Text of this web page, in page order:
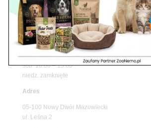
ul. Piłsudskiego 31,
pawilon 134
tel./fax. 22 784 71 96
Godziny pracy
pon. – piąt. 10.00 – 19.00
sob. 10.00 – 15.00
niedz. zamknięte
Adres
05-100 Nowy Dwór Mazowiecki
ul. Leśna 2